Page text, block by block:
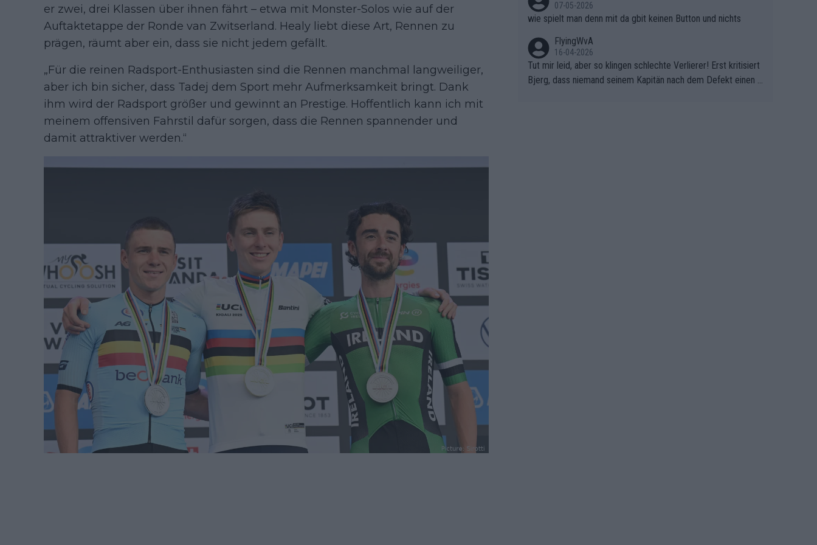
er zwei, drei Klassen über ihnen fährt – etwa mit Monster-Solos wie auf der
Auftaktetappe der Ronde van Zwitserland. Healy liebt diese Art, Rennen zu
prägen, räumt aber ein, dass sie nicht jedem gefällt.
„Für die reinen Radsport-Enthusiasten sind die Rennen manchmal langweiliger,
aber ich bin sicher, dass Tadej dem Sport mehr Aufmerksamkeit bringt. Dank
ihm wird der Radsport größer und gewinnt an Prestige. Hoffentlich kann ich mit
meinem offensiven Fahrstil dafür sorgen, dass die Rennen spannender und
damit attraktiver werden.“
07-05-2026
wie spielt man denn mit da gbit keinen Button und nichts
FlyingWvA
16-04-2026
Tut mir leid, aber so klingen schlechte Verlierer! Erst kritisiert
Bjerg, dass niemand seinem Kapitän nach dem Defekt einen r